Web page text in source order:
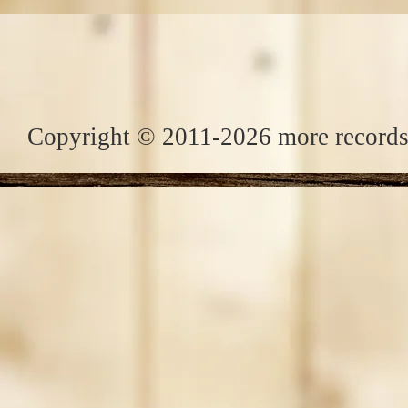
Copyright © 2011-2026 more